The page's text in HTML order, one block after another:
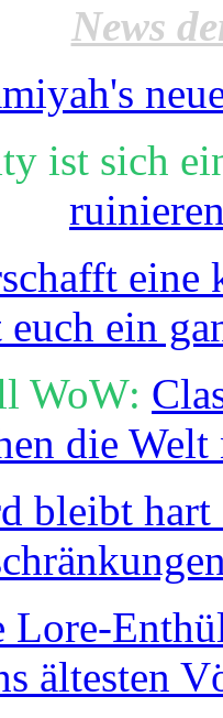
News
ist sich
ein
WoW:
die
bleibt
Lore-
ältesten